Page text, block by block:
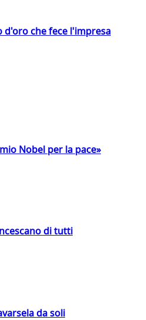
d'oro che fece l'impresa
Nobel per la pace»
di tutti
da soli